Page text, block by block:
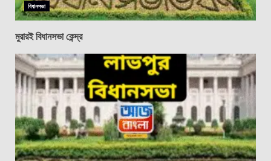
বিধানসভা
মুরারই বিধানসভা কেন্দ্র